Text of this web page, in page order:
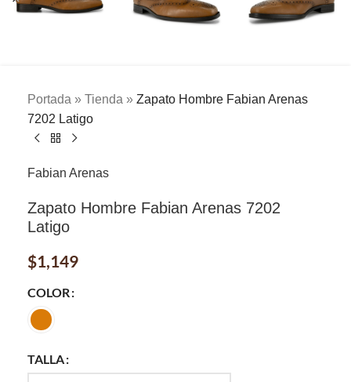
Portada » Tienda » Zapato Hombre Fabian Arenas
7202 Latigo
Fabian Arenas
Zapato Hombre Fabian Arenas 7202
Latigo
$1,149
COLOR
TALLA